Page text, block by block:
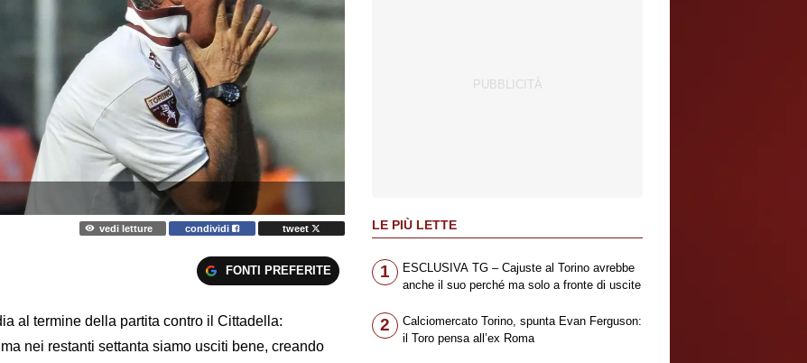
vedi letture condividi tweet
FONTI PREFERITE
al termine della partita contro il Cittadella:
nei restanti settanta siamo usciti bene, creando
LE PIÙ LETTE
1
ESCLUSIVA TG – Cajuste al Torino avrebbe
anche il suo perché ma solo a fronte di uscite
2
Calciomercato Torino, spunta Evan Ferguson:
il Toro pensa all’ex Roma